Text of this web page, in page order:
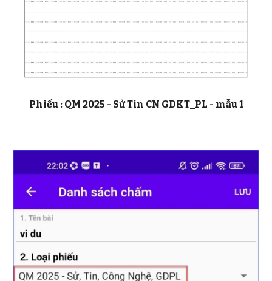
Phiếu : QM 2025 - Sử Tin CN GDKT_PL - mẫu 1